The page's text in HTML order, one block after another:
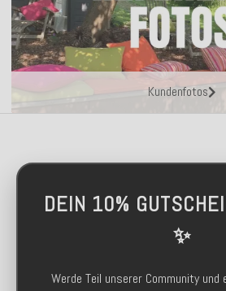
Kundenfotos
DEIN 10%
✨
Werde Teil unserer Community